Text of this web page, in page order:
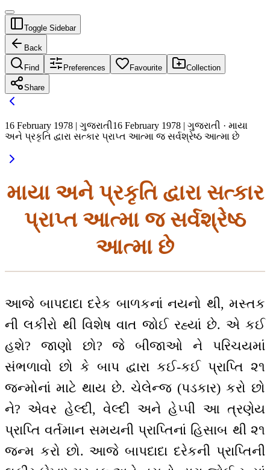
Toggle Sidebar
Back
Find Preferences Favourite Collection
Share
16 February 1978 | ગુજરાતી16 February 1978 | ગુજરાતી · માયા
અને પ્રકૃતિ દ્વારા સત્કાર પ્રાપ્ત આત્મા જ સર્વશ્રેષ્ઠ આત્મા છે
માયા અને પ્રકૃતિ દ્વારા સત્કાર
પ્રાપ્ત આત્મા જ સર્વશ્રેષ્ઠ
આત્મા છે
આજે બાપદાદા દરેક બાળકનાં નયનો થી, મસ્તક
ની લકીરો થી વિશેષ વાત જોઈ રહ્યાં છે. એ કઈ
હશે? જાણો છો? જે બીજાઓ ને પરિચયમાં
સંભળાવો છો કે બાપ દ્વારા કઈ-કઈ પ્રાપ્તિ ૨૧
જન્મોનાં માટે થાય છે. ચેલેન્જ (પડકાર) કરો છો
ને? એવર હેલ્દી, વેલ્દી અને હેપ્પી આ ત્રણેય
પ્રાપ્તિ વર્તમાન સમયની પ્રાપ્તિનાં હિસાબ થી ૨૧
જન્મ કરો છો. આજે બાપદાદા દરેકની પ્રાપ્તિની